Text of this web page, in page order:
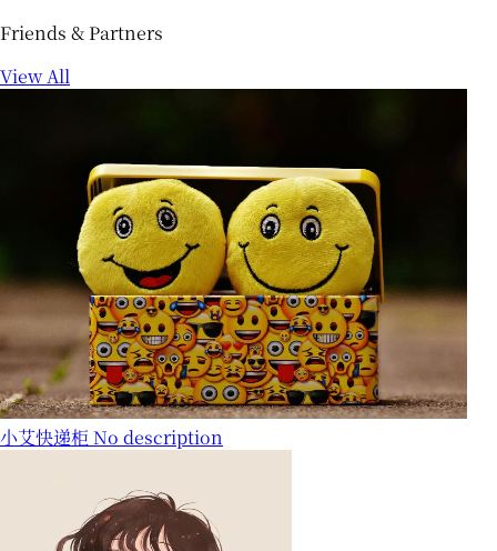
Friends & Partners
View All
小艾快递柜 No description